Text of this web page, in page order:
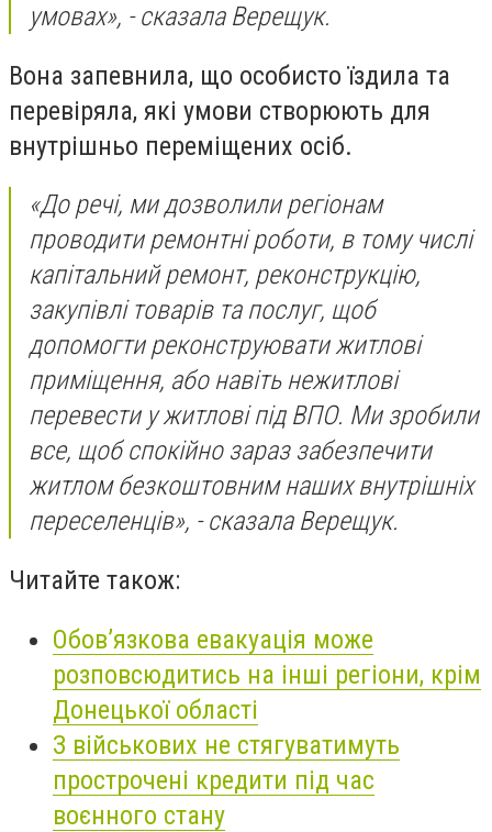
умовах», - сказала Верещук.
Вона запевнила, що особисто їздила та
перевіряла, які умови створюють для
внутрішньо переміщених осіб.
«До речі, ми дозволили регіонам
проводити ремонтні роботи, в тому числі
капітальний ремонт, реконструкцію,
закупівлі товарів та послуг, щоб
допомогти реконструювати житлові
приміщення, або навіть нежитлові
перевести у житлові під ВПО. Ми зробили
все, щоб спокійно зараз забезпечити
житлом безкоштовним наших внутрішніх
переселенців», - сказала Верещук.
Читайте також:
Обов’язкова евакуація може
розповсюдитись на інші регіони, крім
Донецької області
З військових не стягуватимуть
прострочені кредити під час
воєнного стану